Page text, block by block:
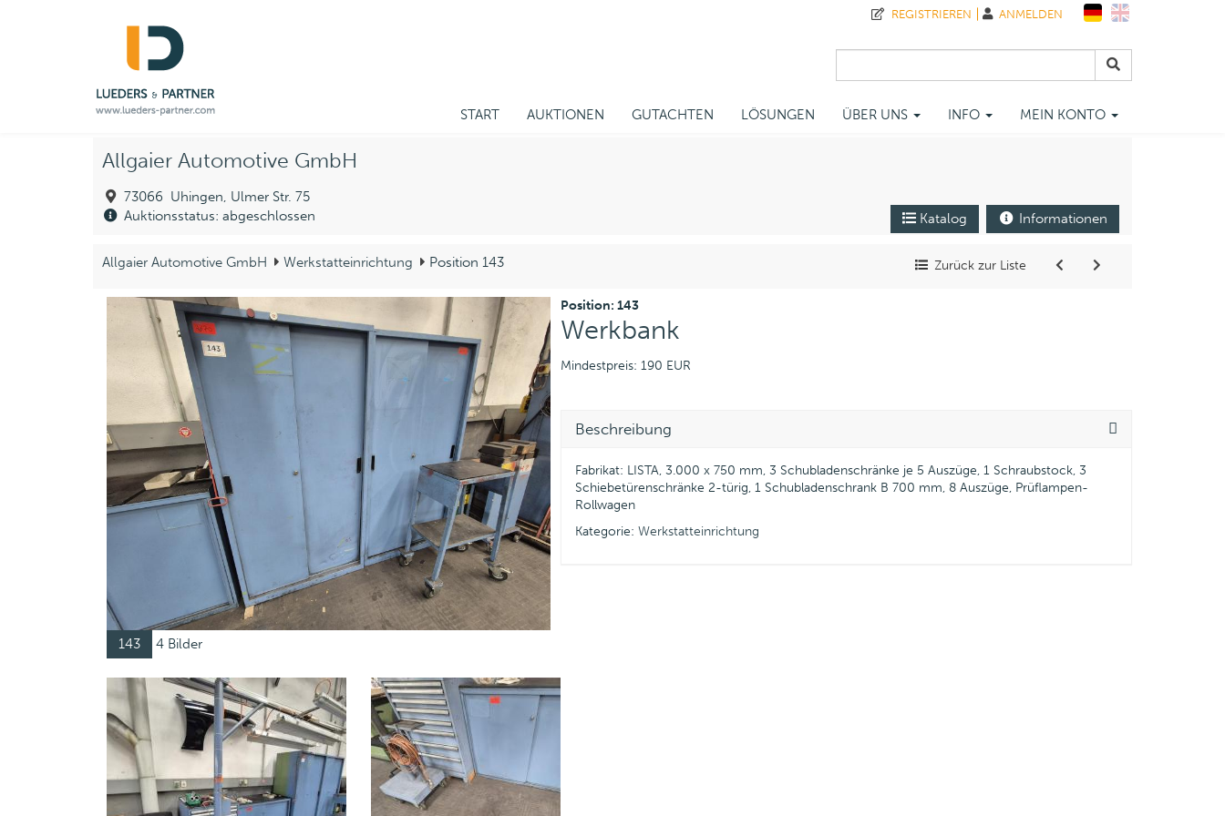
START AUKTIONEN GUTACHTEN LÖSUNGEN ÜBER UNS INFO MEIN KONTO
REGISTRIEREN ANMELDEN
Allgaier Automotive GmbH
73066 Uhingen, Ulmer Str. 75
Auktionsstatus: abgeschlossen
Katalog Informationen
Allgaier Automotive GmbH Werkstatteinrichtung Position 143 Zurück zur Liste
Position: 143
Werkbank
Mindestpreis: 190 EUR
Beschreibung
Fabrikat: LISTA, 3.000 x 750 mm, 3 Schubladenschränke je 5 Auszüge, 1 Schraubstock, 3
Schiebetürenschränke 2-türig, 1 Schubladenschrank B 700 mm, 8 Auszüge, Prüflampen-
Rollwagen
Kategorie: Werkstatteinrichtung
143 4 Bilder